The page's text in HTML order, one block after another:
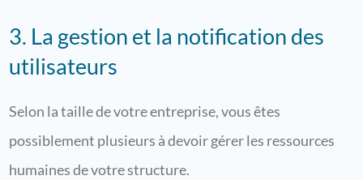
3. La gestion et la notification des
utilisateurs
Selon la taille de votre entreprise, vous êtes
possiblement plusieurs à devoir gérer les ressources
humaines de votre structure.